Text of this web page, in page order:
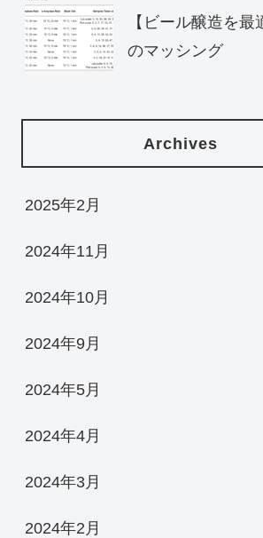
【ビール醸造を最
のマッシング
Archives
2025年2月
2024年11月
2024年10月
2024年9月
2024年5月
2024年4月
2024年3月
2024年2月